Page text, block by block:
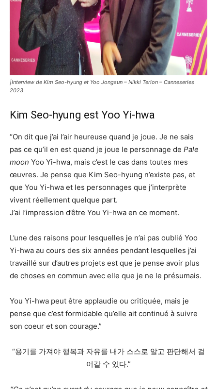
|Interview de Kim Seo-hyung et Yoo Jongsun – Nikki Terlon – Canneseries
2023
Kim Seo-hyung est Yoo Yi-hwa
“On dit que j’ai l’air heureuse quand je joue. Je ne sais
pas ce qu’il en est quand je joue le personnage de Pale
moon Yoo Yi-hwa, mais c’est le cas dans toutes mes
œuvres. Je pense que Kim Seo-hyung n’existe pas, et
que You Yi-hwa et les personnages que j’interprète
vivent réellement quelque part.
J’ai l’impression d’être You Yi-hwa en ce moment.
L’une des raisons pour lesquelles je n’ai pas oublié Yoo
Yi-hwa au cours des six années pendant lesquelles j’ai
travaillé sur d’autres projets est que je pense avoir plus
de choses en commun avec elle que je ne le présumais.
You Yi-hwa peut être applaudie ou critiquée, mais je
pense que c’est formidable qu’elle ait continué à suivre
son coeur et son courage.”
“용기를 가져야 행복과 자유를 내가 스스로 알고 판단해서 걸
어갈 수 있다.”